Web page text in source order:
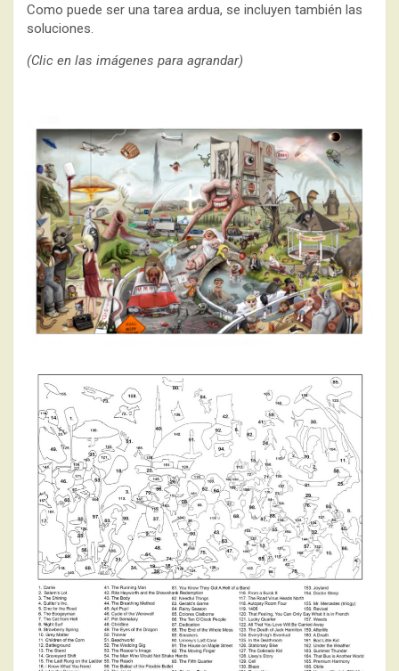
Como puede ser una tarea ardua, se incluyen también las
soluciones.
(Clic en las imágenes para agrandar)